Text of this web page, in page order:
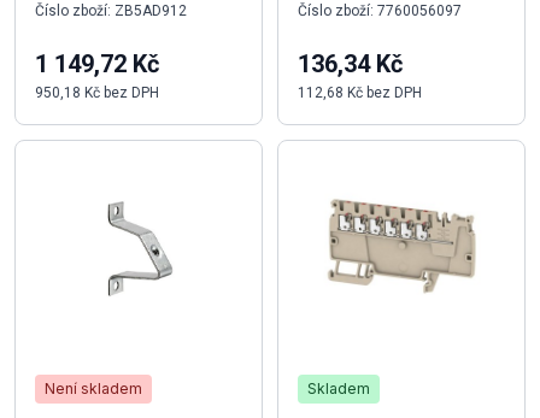
Číslo zboží: ZB5AD912
1 149,72 Kč
950,18 Kč bez DPH
Není skladem
Číslo zboží: 7760056097
136,34 Kč
112,68 Kč bez DPH
Skladem